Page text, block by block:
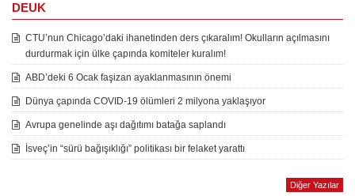
DEUK
CTU’nun Chicago’daki ihanetinden ders çıkaralım! Okulların açılmasını
durdurmak için ülke çapında komiteler kuralım!
ABD’deki 6 Ocak faşizan ayaklanmasının önemi
Dünya çapında COVID-19 ölümleri 2 milyona yaklaşıyor
Avrupa genelinde aşı dağıtımı batağa saplandı
İsveç’in “sürü bağışıklığı” politikası bir felaket yarattı
Diğer Yazılar